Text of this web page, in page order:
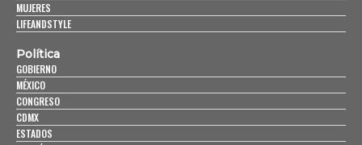
MUJERES
LIFEANDSTYLE
Política
GOBIERNO
MÉXICO
CONGRESO
CDMX
ESTADOS